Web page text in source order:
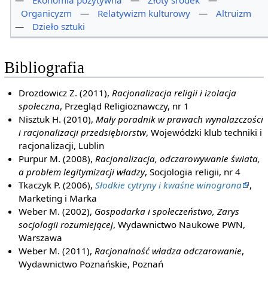
Organicyzm
— Relatywizm kulturowy —
Altruizm
—
Dzieło sztuki
Bibliografia
Drozdowicz Z. (2011), Racjonalizacja religii i izolacja
społeczna, Przegląd Religioznawczy, nr 1
Nisztuk H. (2010), Mały poradnik w prawach wynalazczości
i racjonalizacji przedsiębiorstw, Wojewódzki klub techniki i
racjonalizacji, Lublin
Purpur M. (2008), Racjonalizacja, odczarowywanie świata,
a problem legitymizacji władzy, Socjologia religii, nr 4
Tkaczyk P. (2006),Słodkie cytryny i kwaśne winogrona
,
Marketing i Marka
Weber M. (2002), Gospodarka i społeczeństwo, Zarys
socjologii rozumiejącej, Wydawnictwo Naukowe PWN,
Warszawa
Weber M. (2011), Racjonalność władza odczarowanie,
Wydawnictwo Poznańskie, Poznań